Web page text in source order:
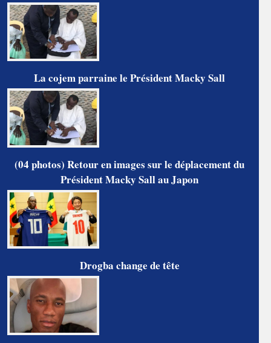
La cojem parraine le Président Macky Sall
(04 photos) Retour en images sur le déplacement du
Président Macky Sall au Japon
Drogba change de tête